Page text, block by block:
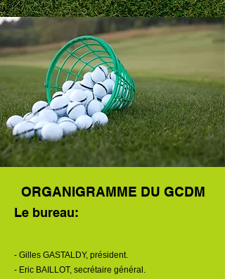
ORGANIGRAMME DU GCDM
Le bureau:
- Gilles GASTALDY, président.
- Eric BAILLOT, secrétaire général.